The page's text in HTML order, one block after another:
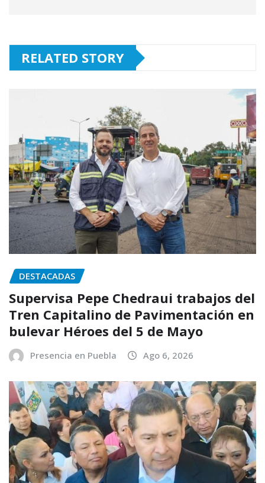
RELATED STORY
DESTACADAS
Supervisa Pepe Chedraui trabajos del
Tren Capitalino de Pavimentación en
bulevar Héroes del 5 de Mayo
Presencia en Puebla Ago 6, 2026